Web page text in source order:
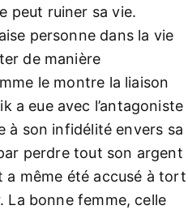
peut ruiner sa vie.
personne dans la vie
de manière
le montre la liaison
a eue avec l’antagoniste
à son infidélité envers sa
perdre tout son argent
a même été accusé à tort
La bonne femme, celle